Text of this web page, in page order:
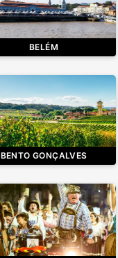
BELÉM
BENTO GONÇALVES